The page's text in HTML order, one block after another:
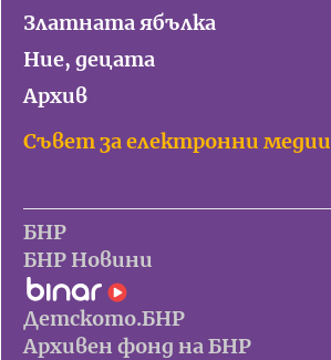
Златната ябълка
Ние, децата
Архив
Съвет за електронни медии
БНР
БНР Новини
Детското.БНР
Архивен фонд на БНР